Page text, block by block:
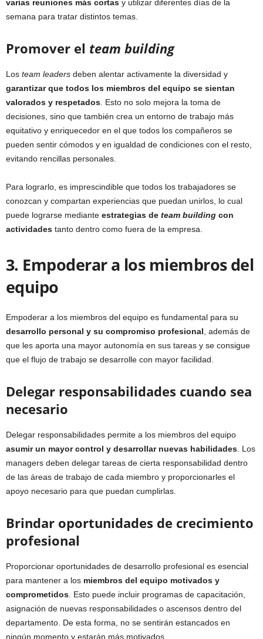
varias reuniones más cortas y utilizar diferentes días de la
semana para tratar distintos temas.
Promover el team building
Los team leaders deben alentar activamente la diversidad y
garantizar que todos los miembros del equipo se sientan
valorados y respetados . Esto no solo mejora la toma de
decisiones, sino que también crea un entorno de trabajo más
equitativo y enriquecedor en el que todos los compañeros se
pueden sentir cómodos y en igualdad de condiciones con el resto,
evitando rencillas personales.
Para lograrlo, es imprescindible que todos los trabajadores se
conozcan y compartan experiencias que puedan unirlos, lo cual
puede lograrse mediante estrategias de team building con
actividades tanto dentro como fuera de la empresa.
3. Empoderar a los miembros del
equipo
Empoderar a los miembros del equipo es fundamental para su
desarrollo personal y su compromiso profesional , además de
que les aporta una mayor autonomía en sus tareas y se consigue
que el flujo de trabajo se desarrolle con mayor facilidad.
Delegar responsabilidades cuando sea
necesario
Delegar responsabilidades permite a los miembros del equipo
asumir un mayor control y desarrollar nuevas habilidades . Los
managers deben delegar tareas de cierta responsabilidad dentro
de las áreas de trabajo de cada miembro y proporcionarles el
apoyo necesario para que puedan cumplirlas.
Brindar oportunidades de crecimiento
profesional
Proporcionar oportunidades de desarrollo profesional es esencial
para mantener a los miembros del equipo motivados y
comprometidos . Esto puede incluir programas de capacitación,
asignación de nuevas responsabilidades o ascensos dentro del
departamento. De esta forma, no se sentirán estancados en
ningún momento y estarán más motivados.